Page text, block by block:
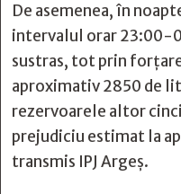
De asemenea, în
intervalul orar 23:00-
sustras, tot prin
aproximativ 2850 de
rezervoarele altor
prejudiciu estimat la
transmis IPJ Argeș.